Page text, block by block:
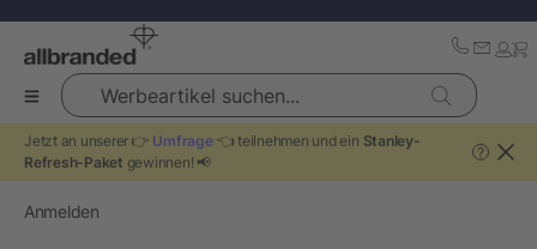
Werbeartikel suchen...
Jetzt an unserer 👉 Umfrage👈 teilnehmen und ein Stanley-
Refresh-Paket gewinnen! 📢
?
Anmelden